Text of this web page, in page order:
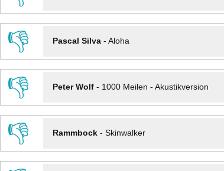
👎
Pascal Silva- Aloha
👎
Peter Wolf- 1000 Meilen - Akustikversion
👎
Rammbock- Skinwalker